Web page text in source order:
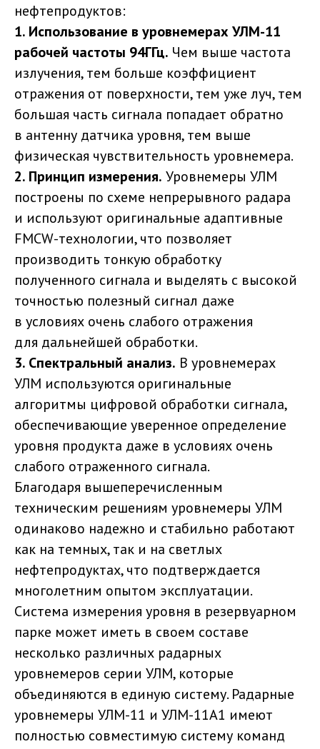
нефтепродуктов:
1. Использование в уровнемерах УЛМ-11
рабочей частоты 94ГГц. Чем выше частота
излучения, тем больше коэффициент
отражения от поверхности, тем уже луч, тем
большая часть сигнала попадает обратно
в антенну датчика уровня, тем выше
физическая чувствительность уровнемера.
2. Принцип измерения. Уровнемеры УЛМ
построены по схеме непрерывного радара
и используют оригинальные адаптивные
FMCW-технологии, что позволяет
производить тонкую обработку
полученного сигнала и выделять с высокой
точностью полезный сигнал даже
в условиях очень слабого отражения
для дальнейшей обработки.
3. Спектральный анализ. В уровнемерах
УЛМ используются оригинальные
алгоритмы цифровой обработки сигнала,
обеспечивающие уверенное определение
уровня продукта даже в условиях очень
слабого отраженного сигнала.
Благодаря вышеперечисленным
техническим решениям уровнемеры УЛМ
одинаково надежно и стабильно работают
как на темных, так и на светлых
нефтепродуктах, что подтверждается
многолетним опытом эксплуатации.
Система измерения уровня в резервуарном
парке может иметь в своем составе
несколько различных радарных
уровнемеров серии УЛМ, которые
объединяются в единую систему. Радарные
уровнемеры УЛМ-11 и УЛМ-11А1 имеют
полностью совместимую систему команд